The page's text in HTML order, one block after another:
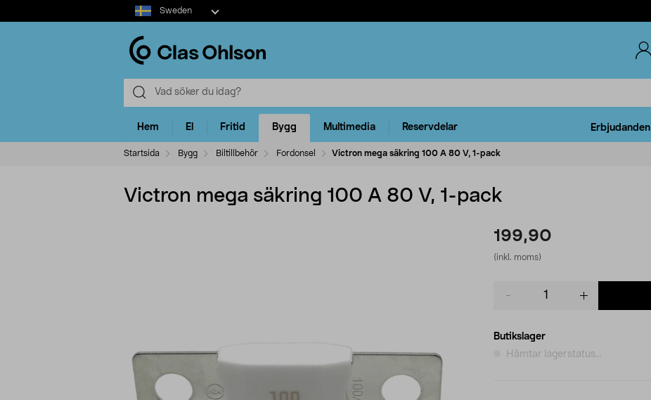
Select
market
Sweden
Hem El Fritid Bygg Multimedia Reservdelar Erbjudanden
Startsida Bygg Biltillbehör Fordonsel Victron mega säkring 100 A 80 V, 1-pack
Victron mega säkring 100 A 80 V, 1-pack
199,90
(inkl. moms)
Butikslager
Hämtar lagerstatus...